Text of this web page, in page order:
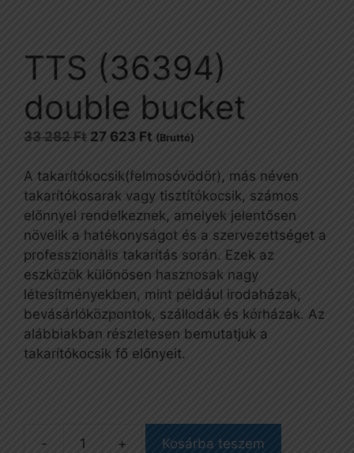
TTS (36394)
double bucket
33 282Ft Original
was:
33
282 Ft.
27 623 Ft Current
is:
27
623 Ft.
(Bruttó)
A takarítókocsik(felmosóvödör), más néven
takarítókosarak vagy tisztítókocsik, számos
előnnyel rendelkeznek, amelyek jelentősen
növelik a hatékonyságot és a szervezettséget a
professzionális takarítás során. Ezek az
eszközök különösen hasznosak nagy
létesítményekben, mint például irodaházak,
bevásárlóközpontok, szállodák és kórházak. Az
alábbiakban részletesen bemutatjuk a
takarítókocsik fő előnyeit.
Kosárba teszem